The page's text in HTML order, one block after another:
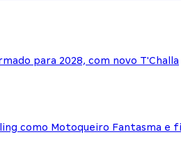
para 2028, com novo T'Challa
como Motoqueiro Fantasma e